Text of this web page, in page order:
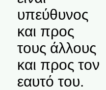
υπεύθυνος
και προς
τους άλλους
και προς τον
εαυτό του.